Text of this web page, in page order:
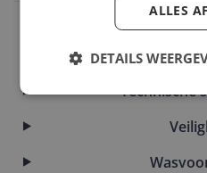
Overige
Technische
ALLES
DETAILS